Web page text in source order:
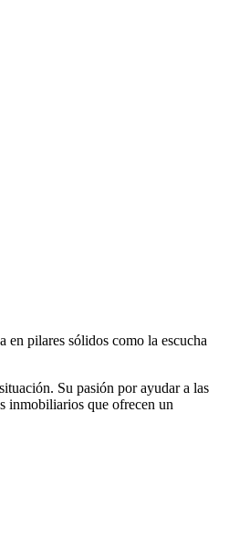
en pilares sólidos como la escucha
Su pasión por ayudar a las
inmobiliarios que ofrecen un